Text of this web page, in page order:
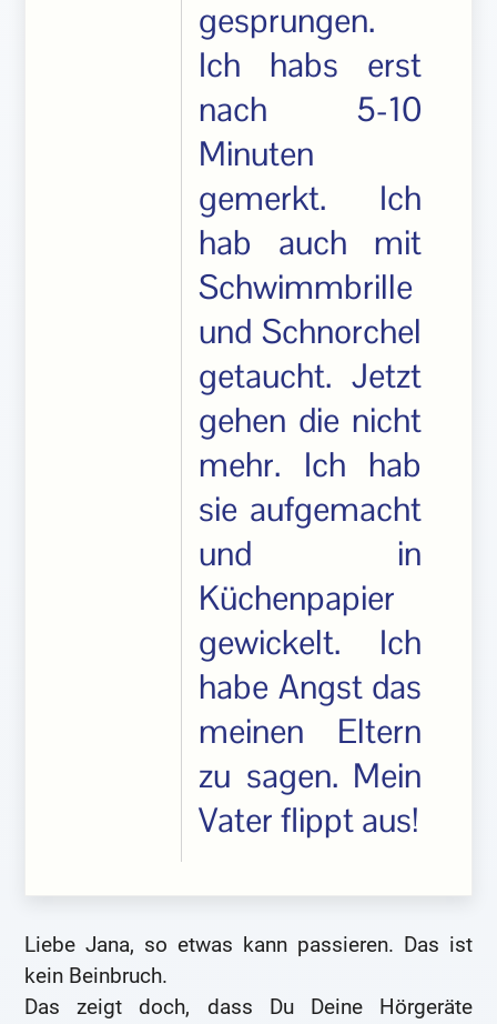
gesprungen.
Ich habs erst
nach 5-10
Minuten
gemerkt. Ich
hab auch mit
Schwimmbrille
und Schnorchel
getaucht. Jetzt
gehen die nicht
mehr. Ich hab
sie aufgemacht
und in
Küchenpapier
gewickelt. Ich
habe Angst das
meinen Eltern
zu sagen. Mein
Vater flippt aus!
Liebe Jana, so etwas kann passieren. Das ist
kein Beinbruch.
Das zeigt doch, dass Du Deine Hörgeräte